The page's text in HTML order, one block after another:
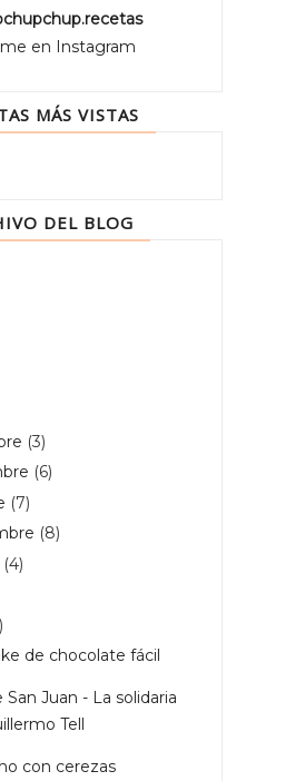
en Instagram
MÁS VISTAS
DEL BLOG
(3)
(6)
(7)
(8)
(4)
de chocolate fácil
San Juan - La solidaria
Tell
con cerezas